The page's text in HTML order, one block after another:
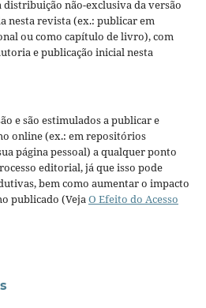
distribuição não-exclusiva da versão
nesta revista (ex.: publicar em
ou como capítulo de livro), com
e publicação inicial nesta
e são estimulados a publicar e
online (ex.: em repositórios
página pessoal) a qualquer ponto
editorial, já que isso pode
bem como aumentar o impacto
publicado (VejaO Efeito do Acesso